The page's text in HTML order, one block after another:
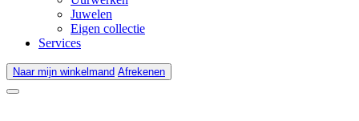
Juwelen
Eigen collectie
Services
Naar mijn winkelmand Afrekenen